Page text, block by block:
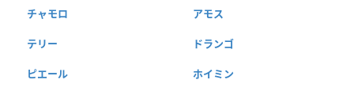
チャモロ アモス
テリー ドランゴ
ピエール ホイミン